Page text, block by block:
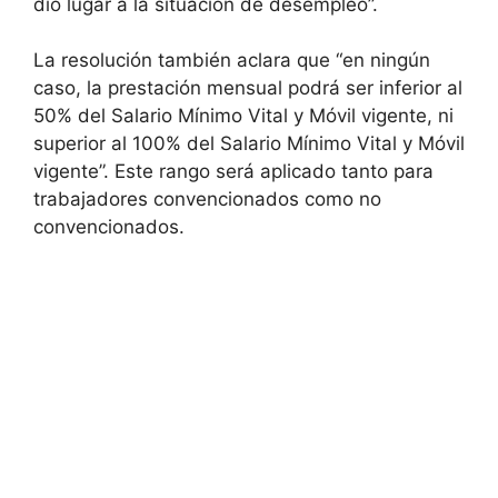
La resolución también aclara que “en ningún
caso, la prestación mensual podrá ser inferior al
50% del Salario Mínimo Vital y Móvil vigente, ni
superior al 100% del Salario Mínimo Vital y Móvil
vigente”. Este rango será aplicado tanto para
trabajadores convencionados como no
convencionados.